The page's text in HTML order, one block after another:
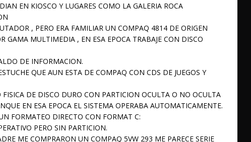
EN KIOSCO Y LUGARES COMO LA GALERIA ROCA
, PERO ERA FAMILIAR UN COMPAQ 4814 DE ORIGEN
GAMA MULTIMEDIA , EN ESA EPOCA TRABAJE CON DISCO
DE INFORMACION.
QUE AUN ESTA DE COMPAQ CON CDS DE JUEGOS Y
DE DISCO DURO CON PARTICION OCULTA O NO OCULTA
EN ESA EPOCA EL SISTEMA OPERABA AUTOMATICAMENTE.
FORMATEO DIRECTO CON FORMAT C:
PERO SIN PARTICION.
ME COMPRARON UN COMPAQ 5VW 293 ME PARECE SERIE